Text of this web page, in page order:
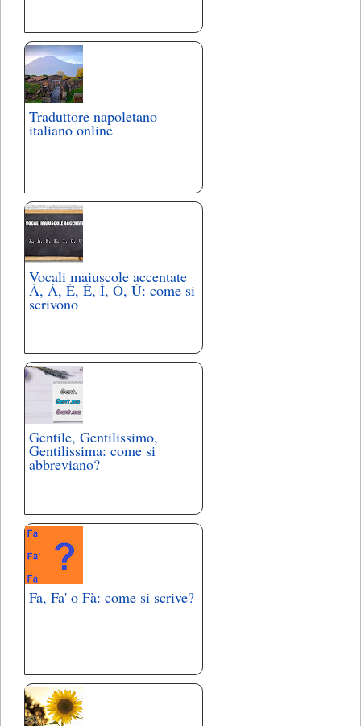
Traduttore napoletano
italiano online
Vocali maiuscole accentate
À, Á, È, É, Ì, Ò, Ù: come si
scrivono
Gentile, Gentilissimo,
Gentilissima: come si
abbreviano?
Fa, Fa' o Fà: come si scrive?